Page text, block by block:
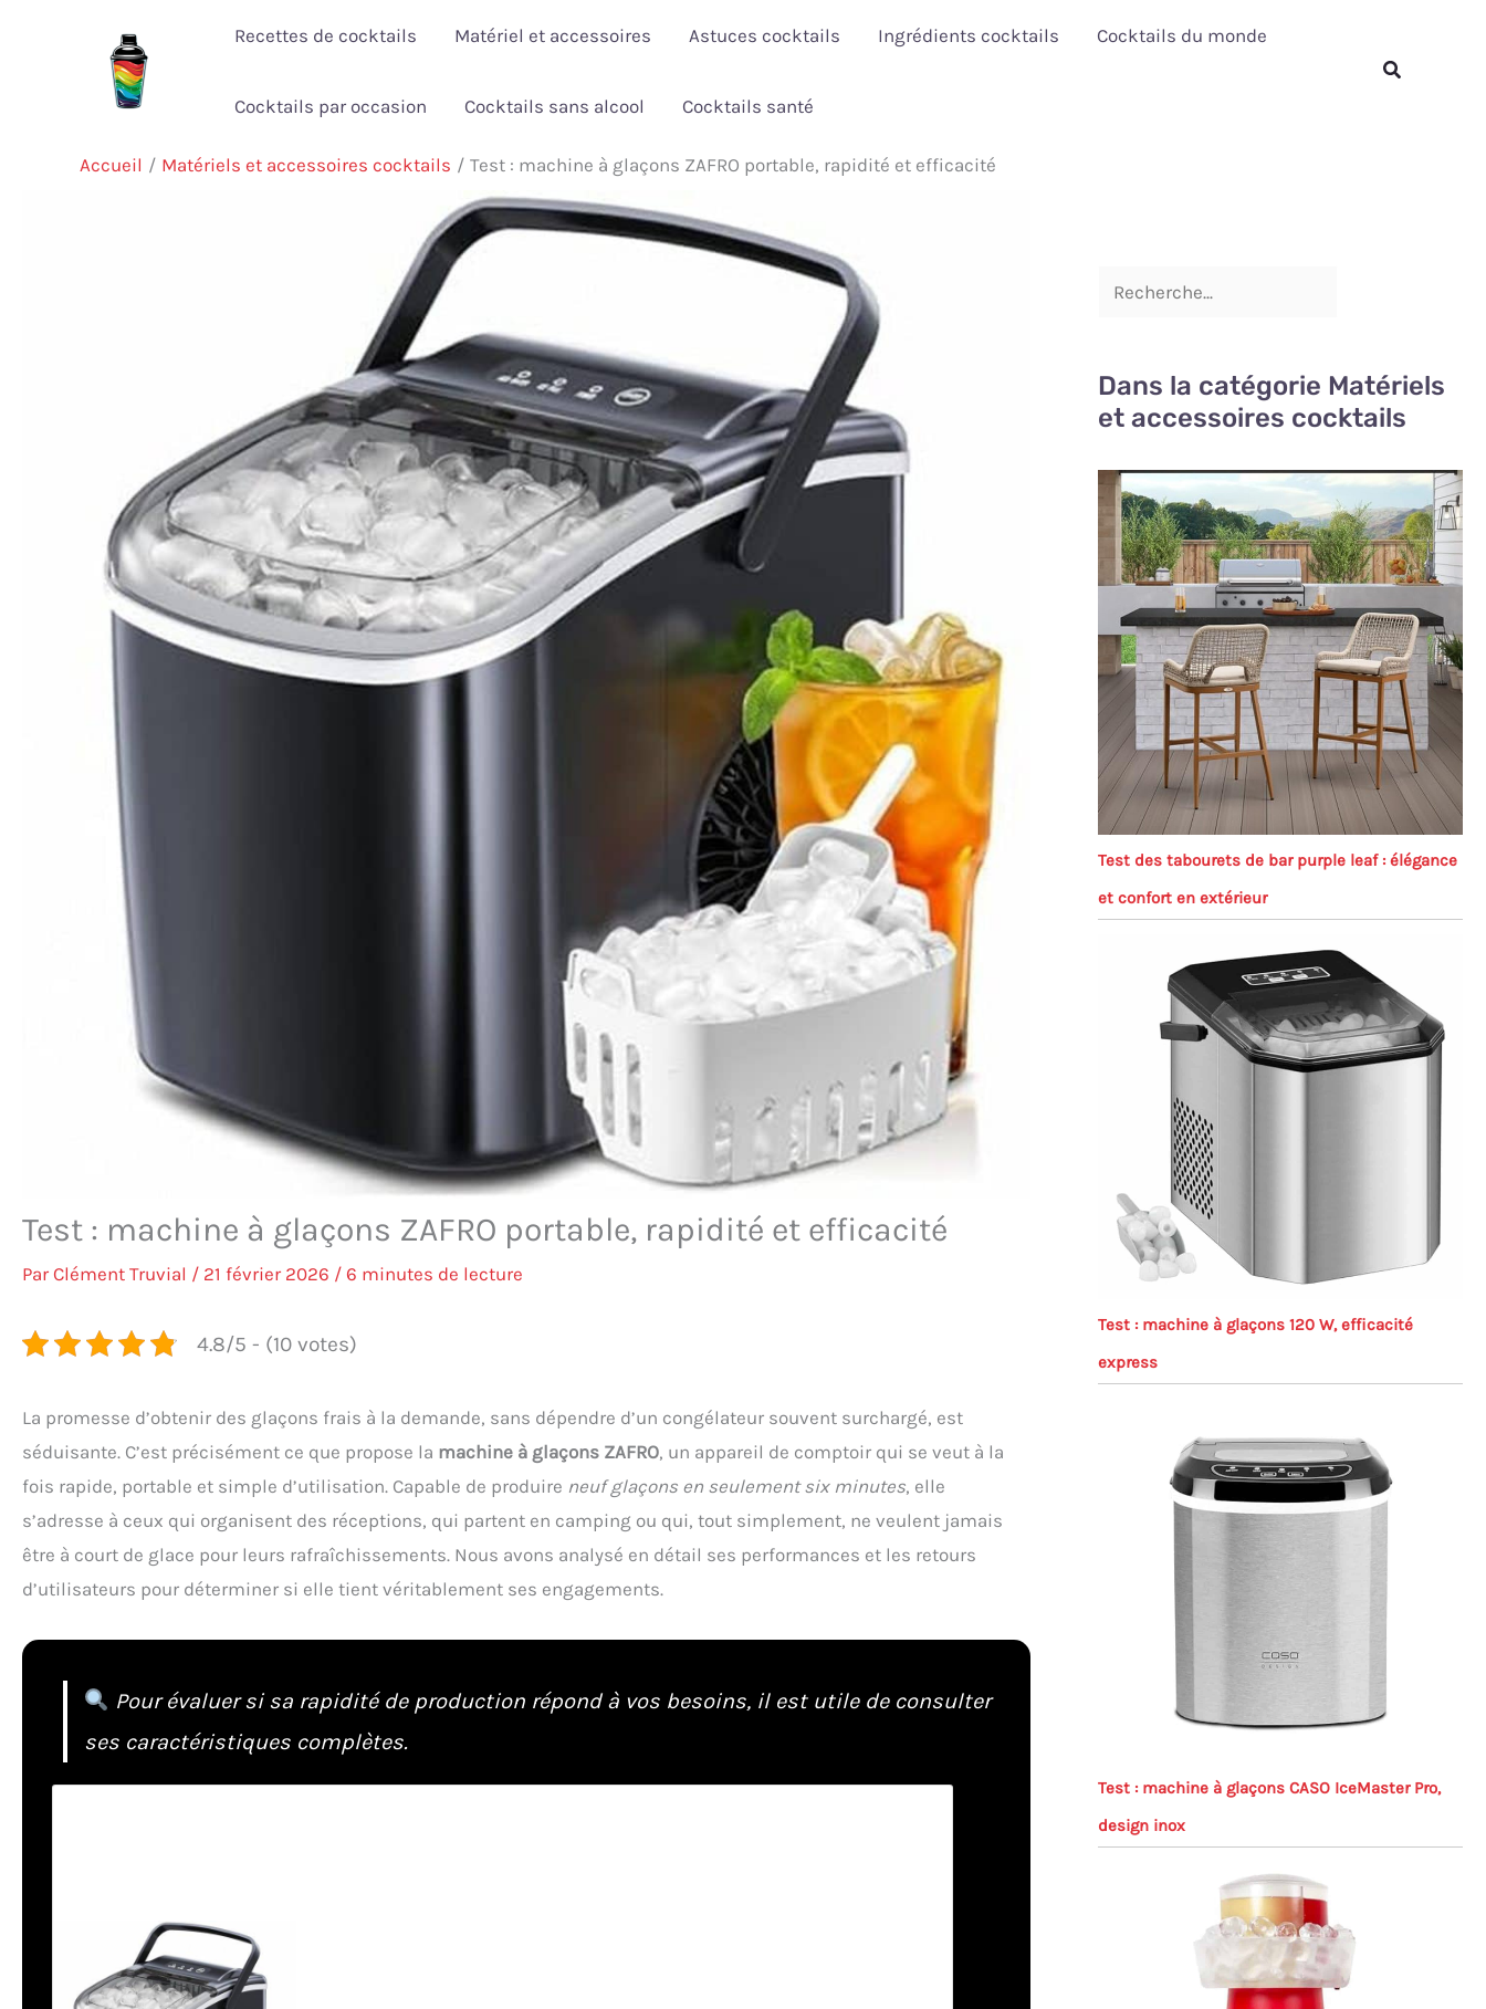
Recettes de cocktails Matériel et accessoires Astuces cocktails Ingrédients cocktails Cocktails du monde
Cocktails par occasion Cocktails sans alcool Cocktails santé
Rechercher
Accueil Matériels et accessoires cocktails Test : machine à glaçons ZAFRO portable, rapidité et efficacité
Test : machine à glaçons ZAFRO portable, rapidité et efficacité
Par Clément Truvial / 21 février 2026 / 6 minutes de lecture
4.8/5 - (10 votes)
La promesse d’obtenir des glaçons frais à la demande, sans dépendre d’un congélateur souvent surchargé, est
séduisante. C’est précisément ce que propose la machine à glaçons ZAFRO, un appareil de comptoir qui se veut à la
fois rapide, portable et simple d’utilisation. Capable de produire neuf glaçons en seulement six minutes, elle
s’adresse à ceux qui organisent des réceptions, qui partent en camping ou qui, tout simplement, ne veulent jamais
être à court de glace pour leurs rafraîchissements. Nous avons analysé en détail ses performances et les retours
d’utilisateurs pour déterminer si elle tient véritablement ses engagements.
Pour évaluer si sa rapidité de production répond à vos besoins, il est utile de consulter
ses caractéristiques complètes.
Dans la catégorie Matériels
et accessoires cocktails
Test des tabourets de bar purple leaf : élégance
et confort en extérieur
Test : machine à glaçons 120 W, efficacité
express
Test : machine à glaçons CASO IceMaster Pro,
design inox